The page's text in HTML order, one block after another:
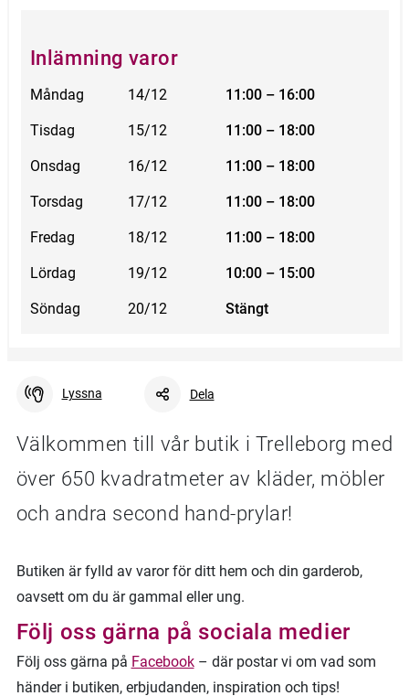
Lyssna Dela
Välkommen till vår butik i Trelleborg med
över 650 kvadratmeter av kläder, möbler
och andra second hand-prylar!
Butiken är fylld av varor för ditt hem och din garderob,
oavsett om du är gammal eller ung.
Följ oss gärna på sociala medier
Följ oss gärna på Facebook– där postar vi om vad som
händer i butiken, erbjudanden, inspiration och tips!
Inlämning varor
Måndag 14/12 11:00 – 16:00
Tisdag 15/12 11:00 – 18:00
Onsdag 16/12 11:00 – 18:00
Torsdag 17/12 11:00 – 18:00
Fredag 18/12 11:00 – 18:00
Lördag 19/12 10:00 – 15:00
Söndag 20/12 Stängt